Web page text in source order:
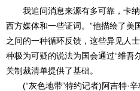
我追问消息来源有多可靠，卡
西方媒体和一些证词。”他描绘了美
之间的一种循环反馈，这些异见人
种极为可疑的说法为国会通过“维吾
关制裁清单提供了基础。
(“灰色地带”特约记者)阿吉特·